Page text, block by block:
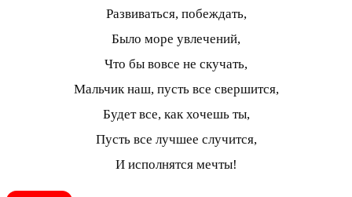
Развиваться, побеждать,
Было море увлечений,
Что бы вовсе не скучать,
Мальчик наш, пусть все свершится,
Будет все, как хочешь ты,
Пусть все лучшее случится,
И исполнятся мечты!